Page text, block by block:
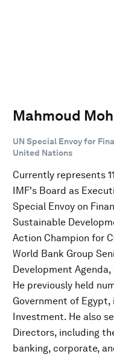
Mahmoud
UN Special Envoy for
United Nations
Currently represents
IMF's Board as
Special Envoy on
Sustainable
Action Champion for
World Bank Group
Development
He previously held
Government of
Investment. He also
Directors, including
banking, corporate,